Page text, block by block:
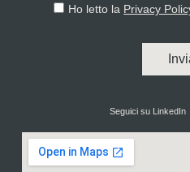
Ho letto la Privacy
Seguici su LinkedIn